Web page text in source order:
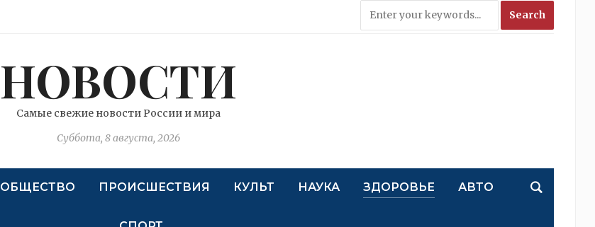
НОВОСТИ
Самые свежие новости России и мира
Суббота, 8 августа, 2026
ОБЩЕСТВО ПРОИСШЕСТВИЯ КУЛЬТ НАУКА ЗДОРОВЬЕ АВТО